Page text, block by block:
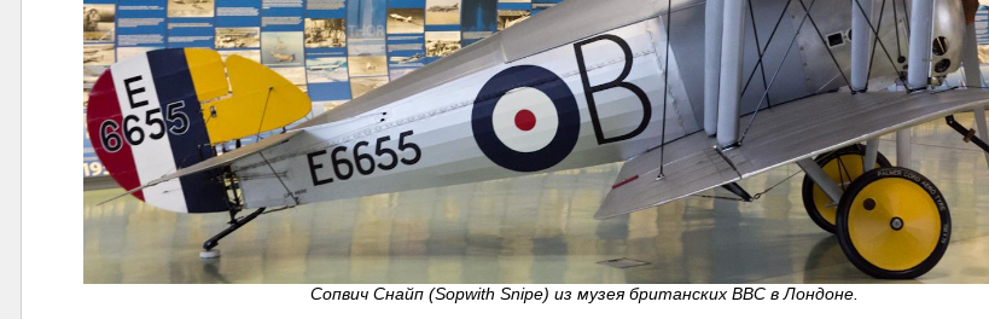
Сопвич Снайп (Sopwith Snipe) из музея британских ВВС в Лондоне.